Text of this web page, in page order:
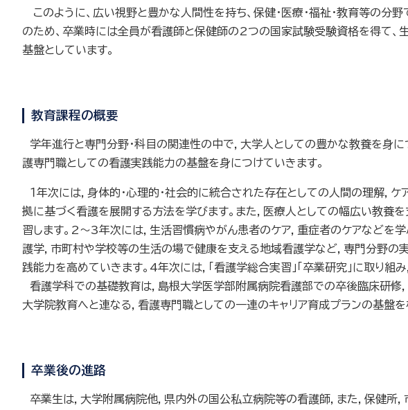
このように、広い視野と豊かな人間性を持ち、保健・医療・福祉・教育等の分
のため、卒業時には全員が看護師と保健師の2つの国家試験受験資格を得て、
基盤としています。
教育課程の概要
学年進行と専門分野･科目の関連性の中で，大学人としての豊かな教養を身に
護専門職としての看護実践能力の基盤を身につけていきます。
１年次には，身体的・心理的・社会的に統合された存在としての人間の理解，
拠に基づく看護を展開する方法を学びます。また，医療人としての幅広い教
習します。2～3年次には，生活習慣病やがん患者のケア，重症者のケアなどを
護学，市町村や学校等の生活の場で健康を支える地域看護学など，専門分野
践能力を高めていきます。4年次には，「看護学総合実習」「卒業研究」に取り
看護学科での基礎教育は，島根大学医学部附属病院看護部での卒後臨床研修
大学院教育へと連なる，看護専門職としての一連のキャリア育成プランの基盤を
卒業後の進路
卒業生は，大学附属病院他，県内外の国公私立病院等の看護師，また，保健所